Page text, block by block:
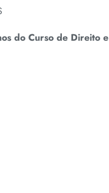
do Curso de Direito